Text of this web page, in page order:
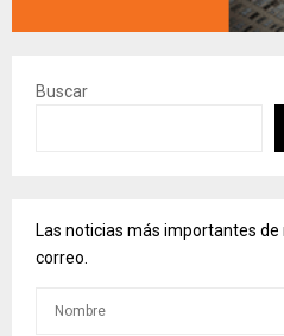
Buscar
Las noticias más importantes
correo.